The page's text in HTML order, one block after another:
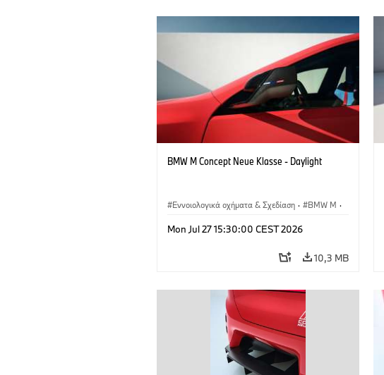
BMW M Concept Neue Klasse - Daylight
Εννοιολογικά οχήματα & Σχεδίαση · BMW M ·
Mon Jul 27 15:30:00 CEST 2026
10,3 MB